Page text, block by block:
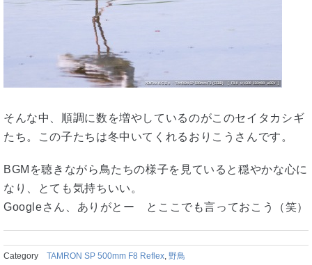
そんな中、順調に数を増やしているのがこのセイタカシギ
たち。この子たちは冬中いてくれるおりこうさんです。
BGMを聴きながら鳥たちの様子を見ていると穏やかな心に
なり、とても気持ちいい。
Googleさん、ありがとー とここでも言っておこう（笑）
Category TAMRON SP 500mm F8 Reflex 野鳥